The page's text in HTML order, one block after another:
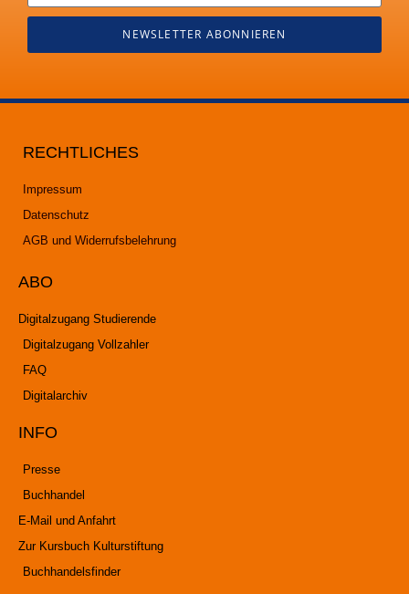
NEWSLETTER ABONNIEREN
RECHTLICHES
Impressum
Datenschutz
AGB und Widerrufsbelehrung
ABO
Digitalzugang Studierende
Digitalzugang Vollzahler
FAQ
Digitalarchiv
INFO
Presse
Buchhandel
E-Mail und Anfahrt
Zur Kursbuch Kulturstiftung
Buchhandelsfinder